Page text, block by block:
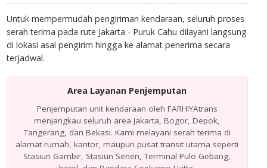
Untuk mempermudah pengiriman kendaraan, seluruh proses
serah terima pada rute Jakarta - Puruk Cahu dilayani langsung
di lokasi asal pengirim hingga ke alamat penerima secara
terjadwal.
Area Layanan Penjemputan
Penjemputan unit kendaraan oleh FARHIYAtrans
menjangkau seluruh area Jakarta, Bogor, Depok,
Tangerang, dan Bekasi. Kami melayani serah terima di
alamat rumah, kantor, maupun pusat transit utama seperti
Stasiun Gambir, Stasiun Senen, Terminal Pulo Gebang,